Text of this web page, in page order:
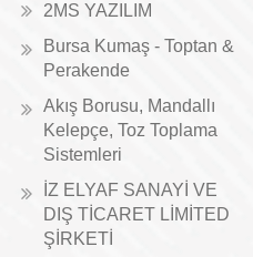
2MS YAZILIM
Bursa Kumaş - Toptan &
Perakende
Akış Borusu, Mandallı
Kelepçe, Toz Toplama
Sistemleri
İZ ELYAF SANAYİ VE
DIŞ TİCARET LİMİTED
ŞİRKETİ